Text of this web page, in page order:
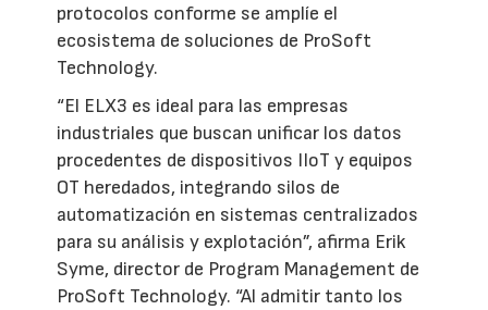
protocolos conforme se amplíe el
ecosistema de soluciones de ProSoft
Technology.
“El ELX3 es ideal para las empresas
industriales que buscan unificar los datos
procedentes de dispositivos IIoT y equipos
OT heredados, integrando silos de
automatización en sistemas centralizados
para su análisis y explotación”, afirma Erik
Syme, director de Program Management de
ProSoft Technology. “Al admitir tanto los